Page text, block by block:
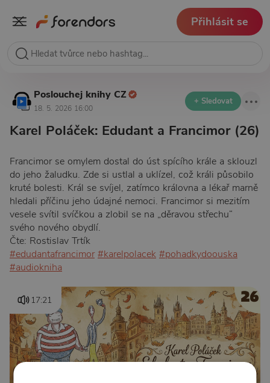
Přihlásit se
Poslouchej knihy CZ
18. 5. 2026 16:00
+ Sledovat
Karel Poláček: Edudant a Francimor (26)
Francimor se omylem dostal do úst spícího krále a sklouzl
do jeho žaludku. Zde si ustlal a uklízel, což králi působilo
kruté bolesti. Král se svíjel, zatímco královna a lékař marně
hledali příčinu jeho údajné nemoci. Francimor si mezitím
vesele svítil svíčkou a zlobil se na „děravou střechu“
svého nového obydlí.
Čte: Rostislav Trtík
#edudantafrancimor #karelpolacek #pohadkydoouska
#audiokniha
17:21